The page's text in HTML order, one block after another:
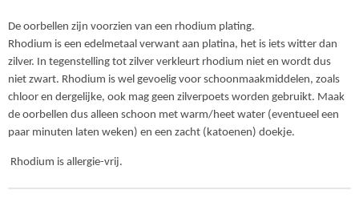
De oorbellen zijn voorzien van een rhodium plating.
Rhodium is een edelmetaal verwant aan platina, het is iets witter dan
zilver. In tegenstelling tot zilver verkleurt rhodium niet en wordt dus
niet zwart. Rhodium is wel gevoelig voor schoonmaakmiddelen, zoals
chloor en dergelijke, ook mag geen zilverpoets worden gebruikt. Maak
de oorbellen dus alleen schoon met warm/heet water (eventueel een
paar minuten laten weken) en een zacht (katoenen) doekje.
Rhodium is allergie-vrij.